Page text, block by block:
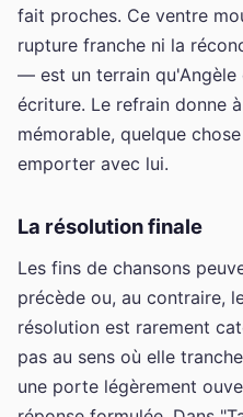
fait proches. Ce ventre
rupture franche ni la
— est un terrain qu'Angèle
écriture. Le refrain donne
mémorable, quelque
emporter avec lui.
La résolution finale
Les fins de chansons
précède ou, au contraire,
résolution est rarement
pas au sens où elle
une porte légèrement